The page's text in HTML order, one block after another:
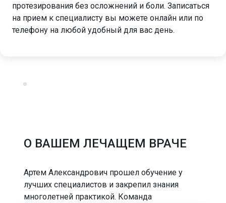
протезирования без осложнений и боли. Записаться
на прием к специалисту вы можете онлайн или по
телефону на любой удобный для вас день.
О ВАШЕМ ЛЕЧАЩЕМ ВРАЧЕ
Артем Александрович прошел обучение у
лучших специалистов и закрепил знания
многолетней практикой. Команда